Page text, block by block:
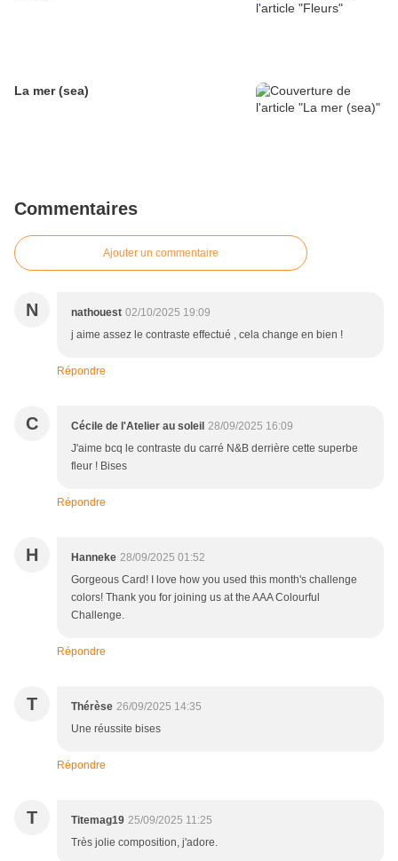
La mer (sea)
Commentaires
Ajouter un commentaire
N nathouest 02/10/2025 19:09
j aime assez le contraste effectué , cela change en bien !
Répondre
C Cécile de l'Atelier au soleil 28/09/2025 16:09
J'aime bcq le contraste du carré N&B derrière cette superbe
fleur ! Bises
Répondre
H Hanneke 28/09/2025 01:52
Gorgeous Card! I love how you used this month's challenge
colors! Thank you for joining us at the AAA Colourful
Challenge.
Répondre
T Thérèse 26/09/2025 14:35
Une réussite bises
Répondre
T Titemag19 25/09/2025 11:25
Très jolie composition, j'adore.